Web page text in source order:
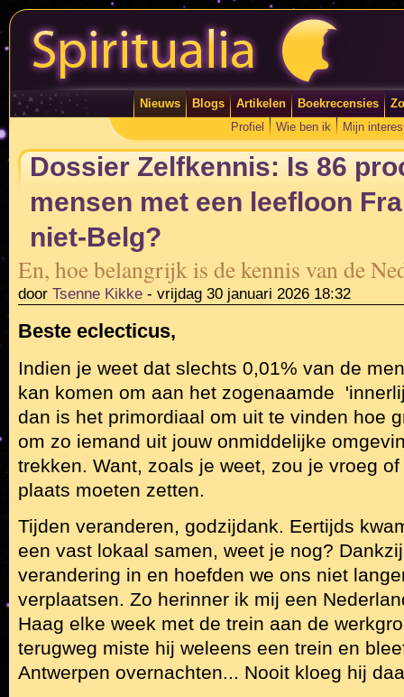
Nieuws Blogs Artikelen Boekrecensies
Profiel
Wie ben ik Mijn
Dossier Zelfkennis: Is 86
mensen met een leefloon
niet-Belg?
En, hoe belangrijk is de kennis van de
door Tsenne Kikke - vrijdag 30 januari 2026 18:32
Beste eclecticus,
Indien je weet dat slechts 0,01% van de
kan komen om aan het zogenaamde
dan is het primordiaal om uit te vinden hoe
om zo iemand uit jouw onmiddelijke
trekken. Want, zoals je weet, zou je vroeg
plaats moeten zetten.
Tijden veranderen, godzijdank. Eertijds
een vast lokaal samen, weet je nog?
verandering in en hoefden we ons niet
verplaatsen. Zo herinner ik mij een
Haag elke week met de trein aan de
terugweg miste hij weleens een trein en
Antwerpen overnachten... Nooit kloeg hij